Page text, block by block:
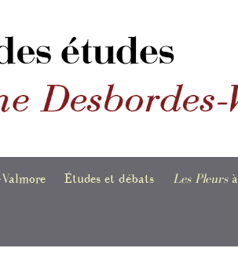
Études et débats Les Pleursà
événements